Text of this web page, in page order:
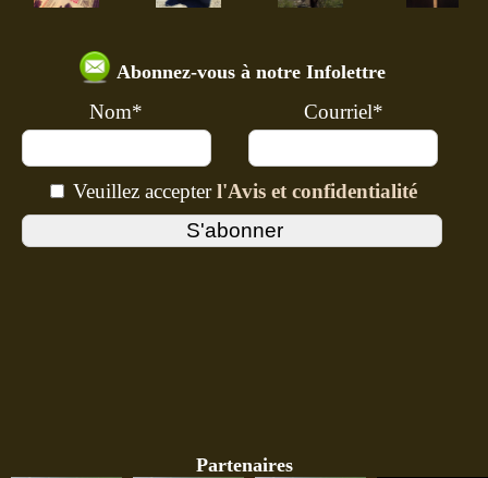
Abonnez-vous à notre Infolettre
Nom* Courriel*
Veuillez accepterl'Avis et confidentialité
Partenaires